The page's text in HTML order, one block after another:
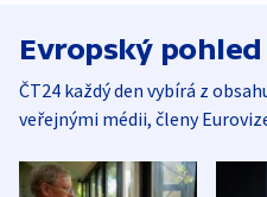
Evropský pohled
ČT24 každý den vybírá z
veřejnými médii, členy